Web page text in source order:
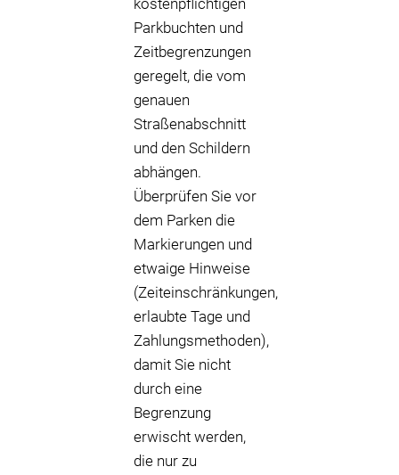
kostenpflichtigen
Parkbuchten und
Zeitbegrenzungen
geregelt, die vom
genauen
Straßenabschnitt
und den Schildern
abhängen.
Überprüfen Sie vor
dem Parken die
Markierungen und
etwaige Hinweise
(Zeiteinschränkungen,
erlaubte Tage und
Zahlungsmethoden),
damit Sie nicht
durch eine
Begrenzung
erwischt werden,
die nur zu